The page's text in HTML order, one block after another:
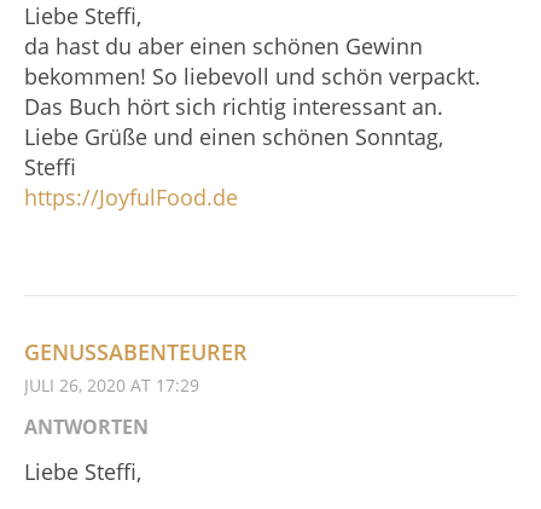
Liebe Steffi,
da hast du aber einen schönen Gewinn
bekommen! So liebevoll und schön verpackt.
Das Buch hört sich richtig interessant an.
Liebe Grüße und einen schönen Sonntag,
Steffi
https://JoyfulFood.de
GENUSSABENTEURER
JULI 26, 2020 AT 17:29
ANTWORTEN
Liebe Steffi,